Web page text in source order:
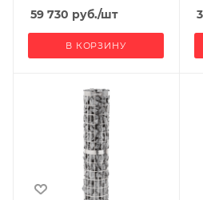
59 730 руб./шт
В КОРЗИНУ
Ширина, мм
Глубина, мм
1340